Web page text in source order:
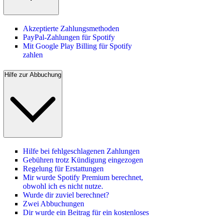
Akzeptierte Zahlungsmethoden
PayPal-Zahlungen für Spotify
Mit Google Play Billing für Spotify
zahlen
Hilfe zur Abbuchung
Hilfe bei fehlgeschlagenen Zahlungen
Gebühren trotz Kündigung eingezogen
Regelung für Erstattungen
Mir wurde Spotify Premium berechnet,
obwohl ich es nicht nutze.
Wurde dir zuviel berechnet?
Zwei Abbuchungen
Dir wurde ein Beitrag für ein kostenloses